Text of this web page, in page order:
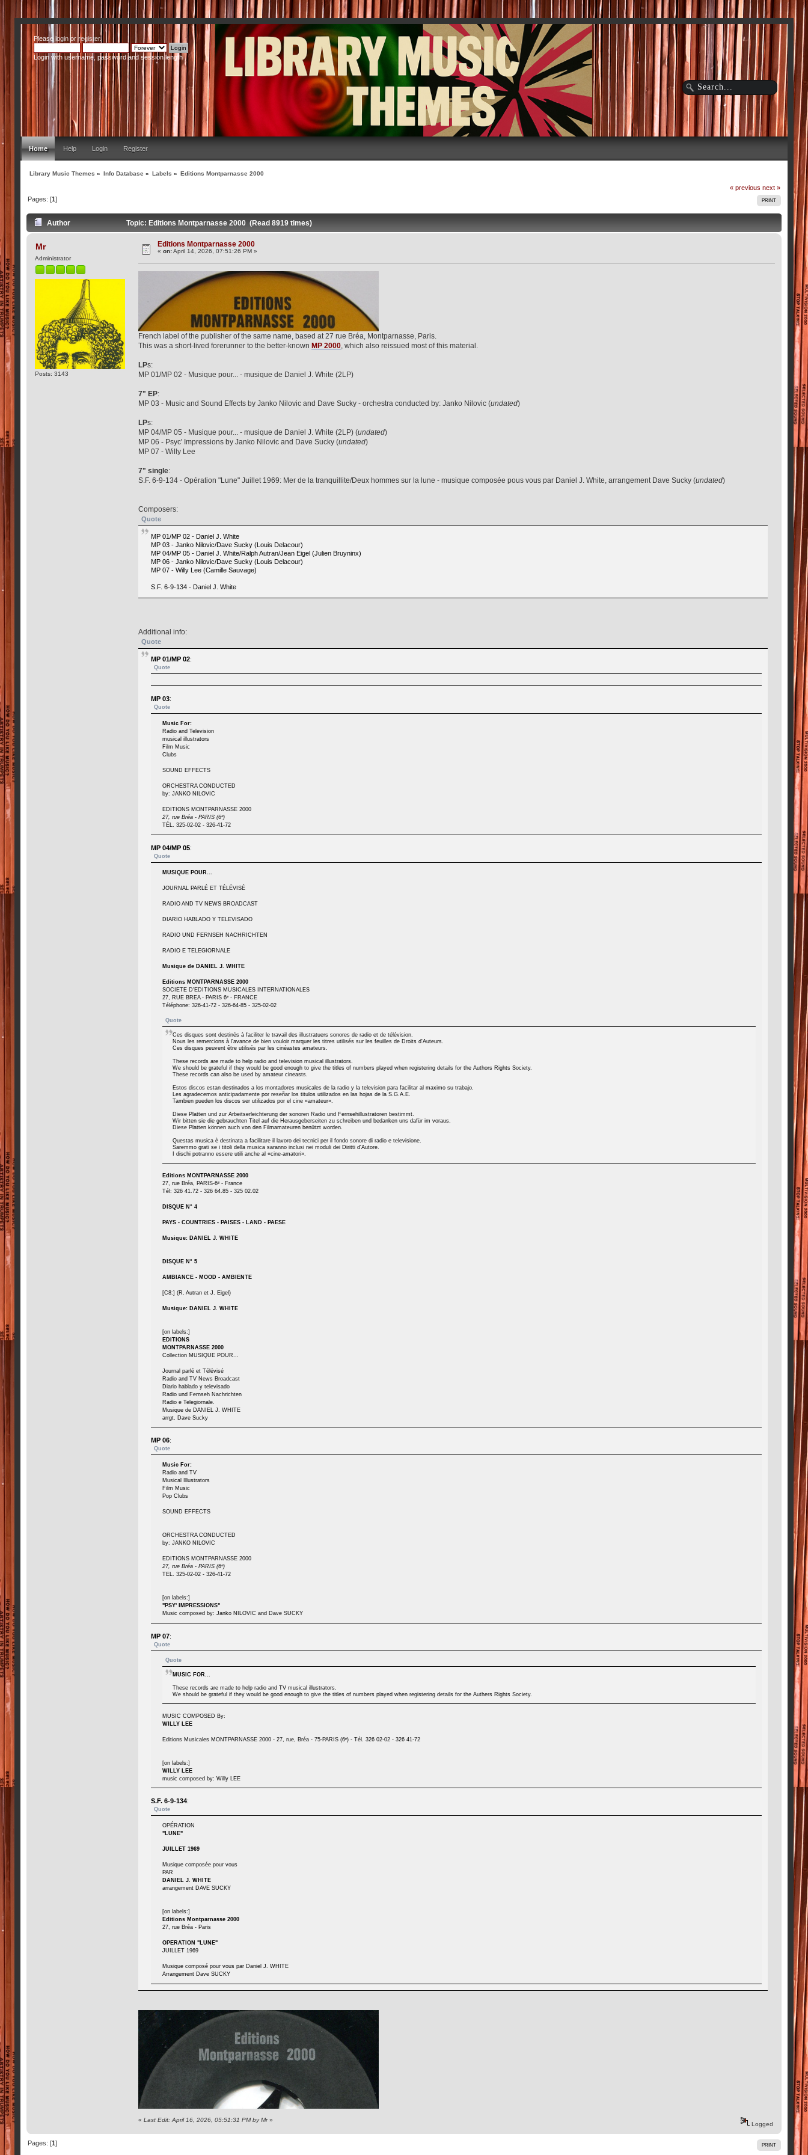
Please loginorregister.
Login with username, password and session length
Home Help Login Register
Library Music Themes » Info Database » Labels » Editions Montparnasse 2000
« previous next »
PRINT
Pages: [1]
Author Topic: Editions Montparnasse 2000 (Read 8919 times)
Mr
Administrator
Posts: 3143
Editions Montparnasse 2000
«on:April 14, 2026, 07:51:26 PM »
French label of the publisher of the same name, based at 27 rue Bréa, Montparnasse, Paris.
This was a short-lived forerunner to the better-knownMP 2000 , which also reissued most of this material.
LPs:
MP 01/MP 02 - Musique pour... - musique de Daniel J. White (2LP)
7" EP:
MP 03 - Music and Sound Effects by Janko Nilovic and Dave Sucky - orchestra conducted by: Janko Nilovic (undated)
LPs:
MP 04/MP 05 - Musique pour... - musique de Daniel J. White (2LP) (undated)
MP 06 - Psyc' Impressions by Janko Nilovic and Dave Sucky (undated)
MP 07 - Willy Lee
7" single:
S.F. 6-9-134 - Opération "Lune" Juillet 1969: Mer de la tranquillite/Deux hommes sur la lune - musique composée pous vous par Daniel J. White, arrangement Dave Sucky (undated)
Composers:
Quote
MP 01/MP 02 - Daniel J. White
MP 03 - Janko Nilovic/Dave Sucky (Louis Delacour)
MP 04/MP 05 - Daniel J. White/Ralph Autran/Jean Eigel (Julien Bruyninx)
MP 06 - Janko Nilovic/Dave Sucky (Louis Delacour)
MP 07 - Willy Lee (Camille Sauvage)
S.F. 6-9-134 - Daniel J. White
Additional info:
Quote
MP 01/MP 02:
Quote
MP 03:
Quote
Music For:
Radio and Television
musical illustrators
Film Music
Clubs
SOUND EFFECTS
ORCHESTRA CONDUCTED
by: JANKO NILOVIC
EDITIONS MONTPARNASSE 2000
27, rue Bréa - PARIS (6ᵉ)
TÉL. 325-02-02 - 326-41-72
MP 04/MP 05:
Quote
MUSIQUE POUR...
JOURNAL PARLÉ ET TÉLÉVISÉ
RADIO AND TV NEWS BROADCAST
DIARIO HABLADO Y TELEVISADO
RADIO UND FERNSEH NACHRICHTEN
RADIO E TELEGIORNALE
Musique de DANIEL J. WHITE
Editions MONTPARNASSE 2000
SOCIETE D'EDITIONS MUSICALES INTERNATIONALES
27, RUE BREA - PARIS 6ᵉ - FRANCE
Téléphone: 326-41-72 - 326-64-85 - 325-02-02
Quote
Ces disques sont destinés à faciliter le travail des illustratuers sonores de radio et de télévision.
Nous les remercions à l'avance de bien vouloir marquer les titres utilisés sur les feuilles de Droits d'Auteurs.
Ces disques peuvent être utilisés par les cinéastes amateurs.
These records are made to help radio and television musical illustrators.
We should be grateful if they would be good enough to give the titles of numbers played when registering details for the Authors Rights Society.
These records can also be used by amateur cineasts.
Estos discos estan destinados a los montadores musicales de la radio y la television para facilitar al maximo su trabajo.
Les agradecemos anticipadamente por reseñar los titulos utilizados en las hojas de la S.G.A.E.
Tambien pueden los discos ser utilizados por el cine «amateur».
Diese Platten und zur Arbeitserleichterung der sonoren Radio und Fernsehillustratoren bestimmt.
Wir bitten sie die gebrauchten Titel auf die Herausgeberseiten zu schreiben und bedanken uns dafür im voraus.
Diese Platten können auch von den Filmamateuren benützt worden.
Questas musica è destinata a facilitare il lavoro dei tecnici per il fondo sonore di radio e televisione.
Saremmo grati se i titoli della musica saranno inclusi nei moduli dei Diritti d'Autore.
I dischi potranno essere utili anche al «cine-amatori».
Editions MONTPARNASSE 2000
27, rue Bréa, PARIS-6ᵉ - France
Tél: 326 41.72 - 326 64.85 - 325 02.02
DISQUE N° 4
PAYS - COUNTRIES - PAISES - LAND - PAESE
Musique: DANIEL J. WHITE
DISQUE N° 5
AMBIANCE - MOOD - AMBIENTE
[C8:] (R. Autran et J. Eigel)
Musique: DANIEL J. WHITE
[on labels:]
EDITIONS
MONTPARNASSE 2000
Collection MUSIQUE POUR...
Journal parlé et Télévisé
Radio and TV News Broadcast
Diario hablado y televisado
Radio und Fernseh Nachrichten
Radio e Telegiornale.
Musique de DANIEL J. WHITE
arrgt. Dave Sucky
MP 06:
Quote
Music For:
Radio and TV
Musical Illustrators
Film Music
Pop Clubs
SOUND EFFECTS
ORCHESTRA CONDUCTED
by: JANKO NILOVIC
EDITIONS MONTPARNASSE 2000
27, rue Bréa - PARIS (6ᵉ)
TEL. 325-02-02 - 326-41-72
[on labels:]
"PSY' IMPRESSIONS"
Music composed by: Janko NILOVIC and Dave SUCKY
MP 07:
Quote
Quote
MUSIC FOR...
These records are made to help radio and TV musical illustrators.
We should be grateful if they would be good enough to give the titles of numbers played when registering details for the Authers Rights Society.
MUSIC COMPOSED By:
WILLY LEE
Editions Musicales MONTPARNASSE 2000 - 27, rue, Bréa - 75-PARIS (6ᵉ) - Tél. 326 02-02 - 326 41-72
[on labels:]
WILLY LEE
music composed by: Willy LEE
S.F. 6-9-134:
Quote
OPÉRATION
"LUNE"
JUILLET 1969
Musique composée pour vous
PAR
DANIEL J. WHITE
arrangement DAVE SUCKY
[on labels:]
Editions Montparnasse 2000
27, rue Bréa - Paris
OPERATION "LUNE"
JUILLET 1969
Musique composé pour vous par Daniel J. WHITE
Arrangement Dave SUCKY
«Last Edit: April 16, 2026, 05:51:31 PM by Mr»
Logged
PRINT
Pages: [1]